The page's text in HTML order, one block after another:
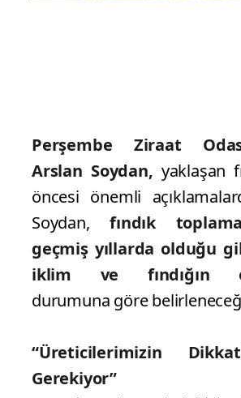
Perşembe Ziraat
Arslan Soydan, yaklaşan
öncesi önemli
Soydan,fındık
geçmiş yıllarda olduğu
iklim ve fındığın
durumuna göre
“Üreticilerimizin
Gerekiyor”